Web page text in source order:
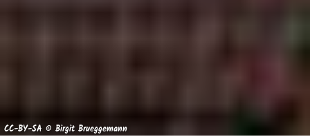
CC-BY-SA © Birgit Brueggemann